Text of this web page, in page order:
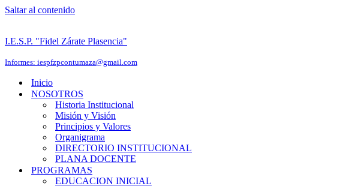
Saltar al contenido
I.E.S.P. "Fidel Zárate Plasencia"
Informes: iespfzpcontumaza@gmail.com
Inicio
NOSOTROS
Historia Institucional
Misión y Visión
Principios y Valores
Organigrama
DIRECTORIO INSTITUCIONAL
PLANA DOCENTE
PROGRAMAS
EDUCACION INICIAL